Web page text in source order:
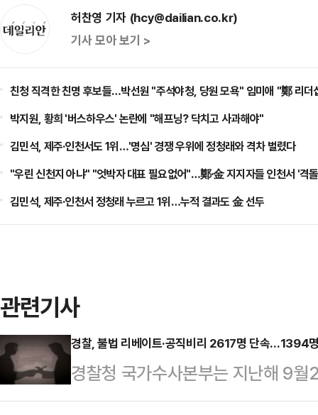
허찬영 기자 (hcy@dailian.co.kr)
기사 모아 보기 >
친청 직격한 친명 후보들…박선원 "주석야청, 당원 모욕" 임미애 "鄭 리더
박지원, 황희 '버스하우스' 논란에 "해프닝? 닥치고 사과해야"
김민석, 제주·인천서도 1위…'명심' 경쟁 우위에 정청래와 격차 벌렸다
"우린 신천지 아냐" "엇박자 대표 필요없어"…鄭·金 지지자들 인천서 '격
김민석, 제주·인천서 정청래 누르고 1위…누적 결과도 金 선두
관련기사
경찰, 불법 리베이트·공직비리 2617명 단속…1394
경찰청 국가수사본부는 지난해 9
트 및 공직자 부패비리 근절'을 위